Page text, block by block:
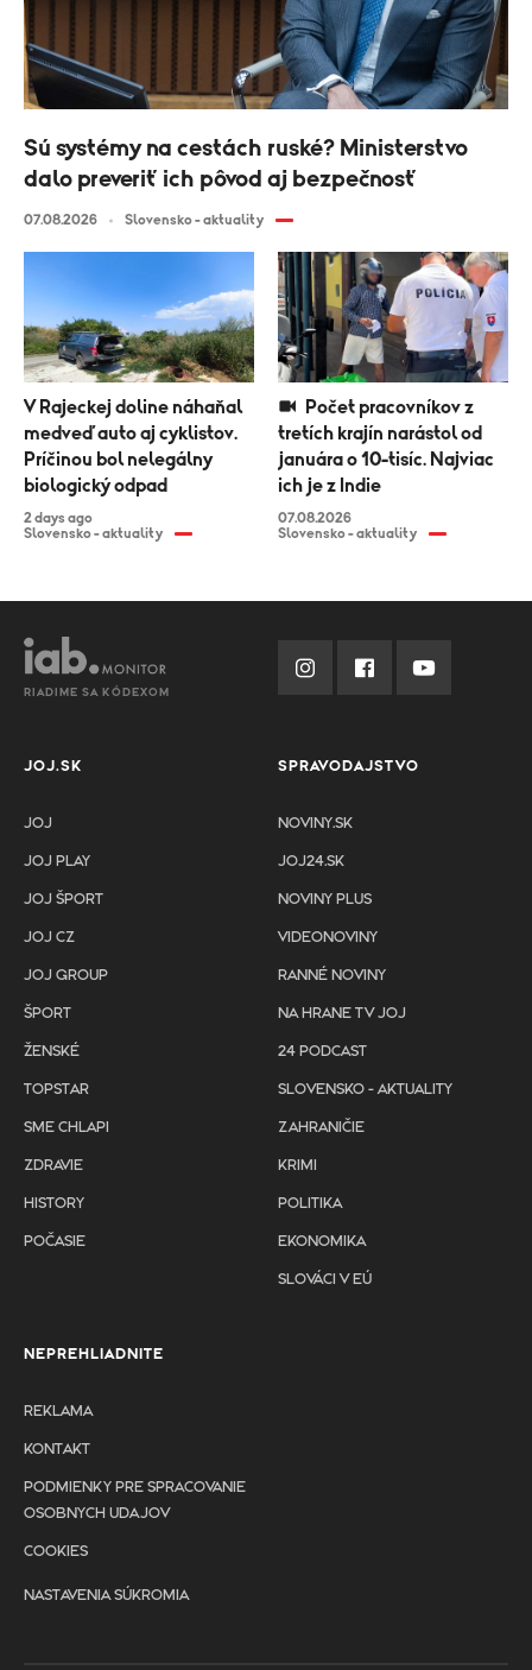
V Rajeckej doline náhaňal
medveď auto aj cyklistov.
Príčinou bol nelegálny
biologický odpad
2 days ago
Slovensko - aktuality
tretích krajín narástol od
januára o 10-tisíc. Najviac
ich je z Indie
07.08.2026
Slovensko - aktuality
Sú systémy na cestách ruské? Ministerstvo
dalo preveriť ich pôvod aj bezpečnosť
07.08.2026 Slovensko - aktuality
RIADIME SA KÓDEXOM
JOJ.SK
JOJ
JOJ PLAY
JOJ ŠPORT
JOJ CZ
JOJ GROUP
ŠPORT
ŽENSKÉ
TOPSTAR
SME CHLAPI
ZDRAVIE
HISTORY
POČASIE
SPRAVODAJSTVO
NOVINY.SK
JOJ24.SK
NOVINY PLUS
VIDEONOVINY
RANNÉ NOVINY
NA HRANE TV JOJ
24 PODCAST
SLOVENSKO - AKTUALITY
ZAHRANIČIE
KRIMI
POLITIKA
EKONOMIKA
SLOVÁCI V EÚ
NEPREHLIADNITE
REKLAMA
KONTAKT
PODMIENKY PRE SPRACOVANIE
OSOBNYCH UDAJOV
COOKIES
NASTAVENIA SÚKROMIA